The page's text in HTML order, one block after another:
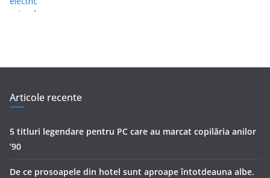
Articole recente
5 titluri legendare pentru PC care au marcat copilăria anilor
’90
De ce prosoapele din hotel sunt aproape întotdeauna albe.